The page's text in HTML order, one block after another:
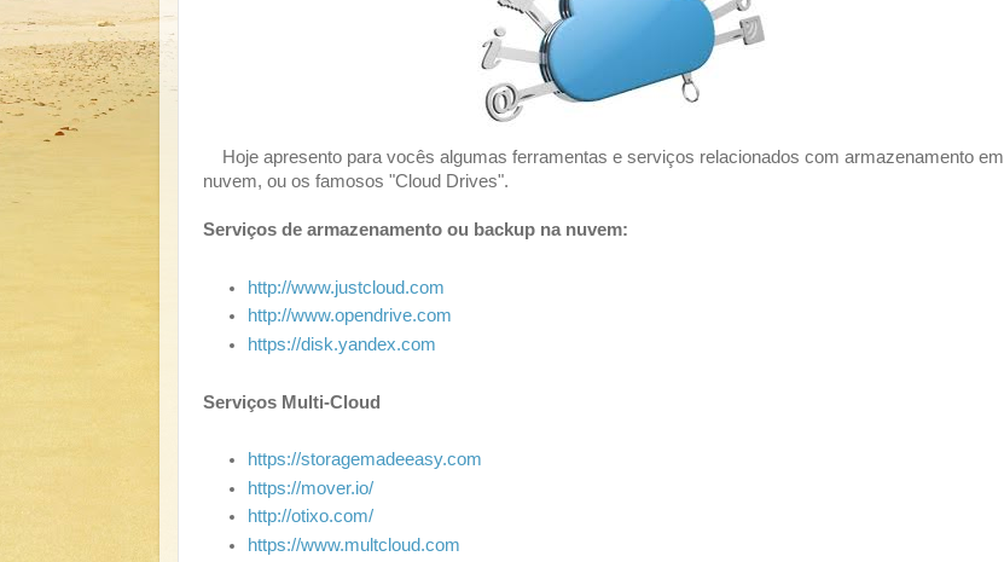
Hoje apresento para vocês algumas ferramentas e serviços relacionados com armazenamento em
nuvem, ou os famosos "Cloud Drives".
Serviços de armazenamento ou backup na nuvem:
http://www.justcloud.com
http://www.opendrive.com
https://disk.yandex.com
Serviços Multi-Cloud
https://storagemadeeasy.com
https://mover.io/
http://otixo.com/
https://www.multcloud.com